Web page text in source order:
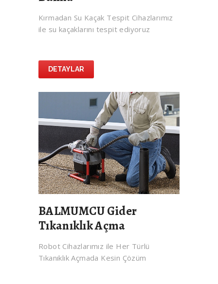
Kırmadan Su Kaçak Tespit Cihazlarımız
ile su kaçaklarını tespit ediyoruz
DETAYLAR
BALMUMCU Gider
Tıkanıklık Açma
Robot Cihazlarımız ile Her Türlü
Tıkanıklık Açmada Kesin Çözüm